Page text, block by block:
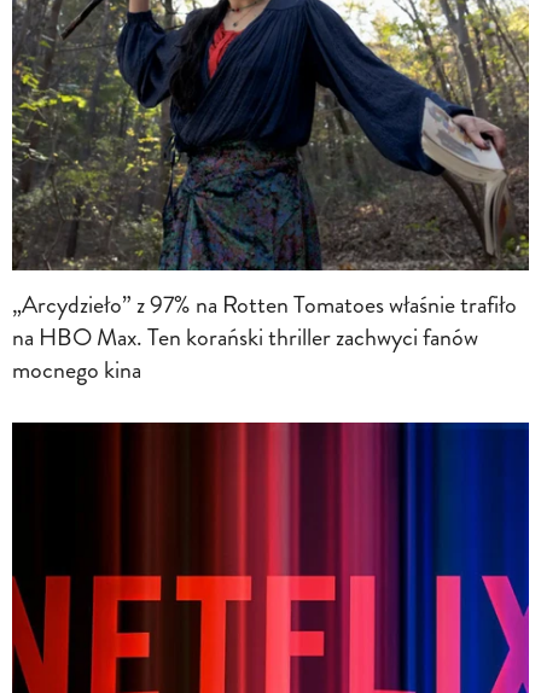
„Arcydzieło” z 97% na Rotten Tomatoes właśnie trafiło
na HBO Max. Ten korański thriller zachwyci fanów
mocnego kina